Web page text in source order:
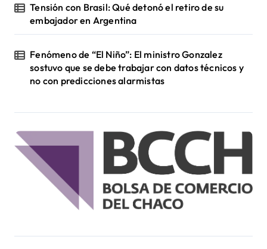
Tensión con Brasil: Qué detonó el retiro de su
embajador en Argentina
Fenómeno de “El Niño”: El ministro Gonzalez
sostuvo que se debe trabajar con datos técnicos y
no con predicciones alarmistas